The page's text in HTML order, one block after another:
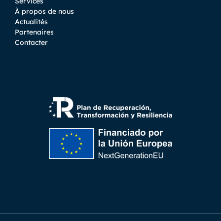
À propos de nous
Actualités
Partenaires
Contacter